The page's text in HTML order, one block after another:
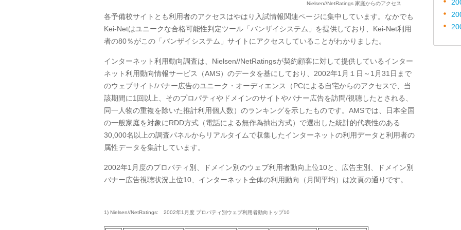
Nielsen//NetRatings 家庭からのアクセス
各予備校サイトとも利用者のアクセスはやはり入試情報関連ページに集中しています。なかでも
Kei-Netはユニークな合格可能性判定ツール「バンザイシステム」を提供しており、Kei-Net利用
者の80％がこの「バンザイシステム」サイトにアクセスしていることがわかりました。
インターネット利用動向調査は、Nielsen//NetRatingsが契約顧客に対して提供しているインター
ネット利用動向情報サービス（AMS）のデータを基にしており、2002年1月１日～1月31日まで
のウェブサイト/バナー広告のユニーク・オーディエンス（PCによる自宅からのアクセスで、当
該期間に1回以上、そのプロパティやドメインのサイトやバナー広告を訪問/視聴したとされる、
同一人物の重複を除いた推計利用個人数）のランキングを示したものです。AMSでは、日本全国
の一般家庭を対象にRDD方式（電話による無作為抽出方式）で選出した統計的代表性のある
30,000名以上の調査パネルからリアルタイムで収集したインターネットの利用データと利用者の
属性データを集計しています。
2002年1月度のプロパティ別、ドメイン別のウェブ利用者動向上位10と、広告主別、ドメイン別
バナー広告視聴状況上位10、インターネット全体の利用動向（月間平均）は次頁の通りです。
1) Nielsen//NetRatings: 2002年1月度 プロパティ別ウェブ利用者動向トップ10